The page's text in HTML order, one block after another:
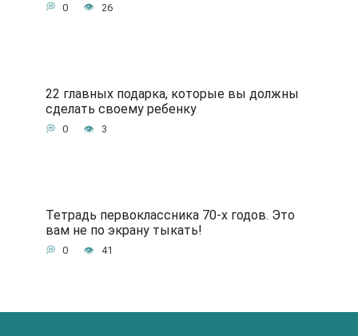
0 26
22 главных подарка, которые вы должны
сделать своему ребенку
0 3
Тетрадь первоклассника 70-х годов. Это
вам не по экрану тыкать!
0 41